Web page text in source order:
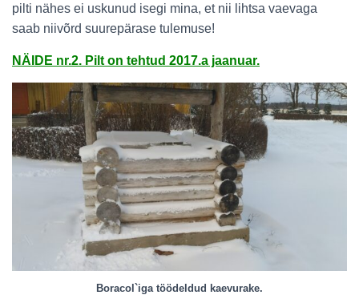
pilti nähes ei uskunud isegi mina, et nii lihtsa vaevaga
saab niivõrd suurepärase tulemuse!
NÄIDE nr.2. Pilt on tehtud 2017.a jaanuar.
Boracol`iga töödeldud kaevurake.